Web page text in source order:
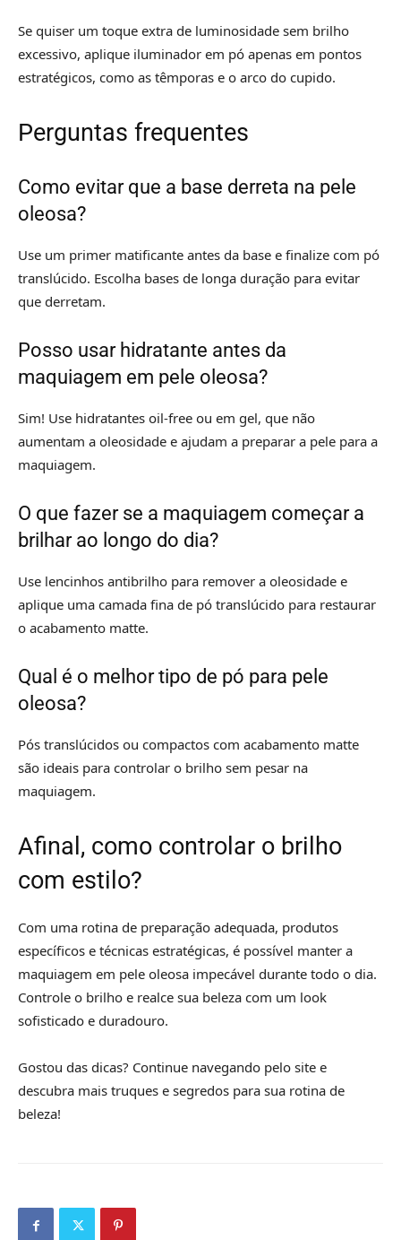
Se quiser um toque extra de luminosidade sem brilho
excessivo, aplique iluminador em pó apenas em pontos
estratégicos, como as têmporas e o arco do cupido.
Perguntas frequentes
Como evitar que a base derreta na pele
oleosa?
Use um primer matificante antes da base e finalize com pó
translúcido. Escolha bases de longa duração para evitar
que derretam.
Posso usar hidratante antes da
maquiagem em pele oleosa?
Sim! Use hidratantes oil-free ou em gel, que não
aumentam a oleosidade e ajudam a preparar a pele para a
maquiagem.
O que fazer se a maquiagem começar a
brilhar ao longo do dia?
Use lencinhos antibrilho para remover a oleosidade e
aplique uma camada fina de pó translúcido para restaurar
o acabamento matte.
Qual é o melhor tipo de pó para pele
oleosa?
Pós translúcidos ou compactos com acabamento matte
são ideais para controlar o brilho sem pesar na
maquiagem.
Afinal, como controlar o brilho
com estilo?
Com uma rotina de preparação adequada, produtos
específicos e técnicas estratégicas, é possível manter a
maquiagem em pele oleosa impecável durante todo o dia.
Controle o brilho e realce sua beleza com um look
sofisticado e duradouro.
Gostou das dicas? Continue navegando pelo site e
descubra mais truques e segredos para sua rotina de
beleza!